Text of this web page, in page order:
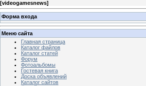
[videogamesnews]
Форма входа
Меню сайта
Главная страница
Каталог файлов
Каталог статей
Форум
Фотоальбомы
Гостевая книга
Доска объявлений
Каталог сайтов